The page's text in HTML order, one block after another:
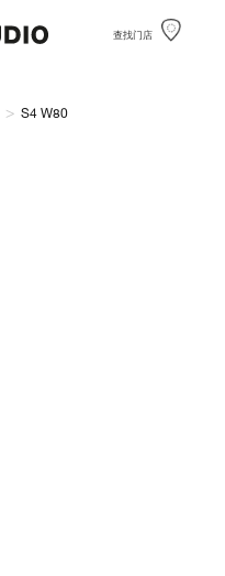
查找门店
> S4 W80